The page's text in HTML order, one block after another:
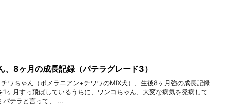
、8ヶ月の成長記録（パテラグレード3）
ワちゃん（ポメラニアン+チワワのMIX犬）、生後8ヶ月強の成長記録
1ヶ月すっ飛ばしているうちに、ワンコちゃん、大変な病気を発病して
パテラと言って、 ...